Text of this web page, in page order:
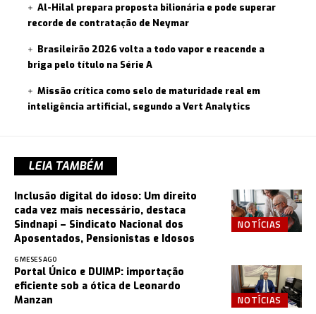
Al-Hilal prepara proposta bilionária e pode superar
recorde de contratação de Neymar
Brasileirão 2026 volta a todo vapor e reacende a
briga pelo título na Série A
Missão crítica como selo de maturidade real em
inteligência artificial, segundo a Vert Analytics
LEIA TAMBÉM
NOTÍCIAS
Inclusão digital do idoso: Um direito
cada vez mais necessário, destaca
Sindnapi – Sindicato Nacional dos
Aposentados, Pensionistas e Idosos
6 MESES AGO
NOTÍCIAS
Portal Único e DUIMP: importação
eficiente sob a ótica de Leonardo
Manzan